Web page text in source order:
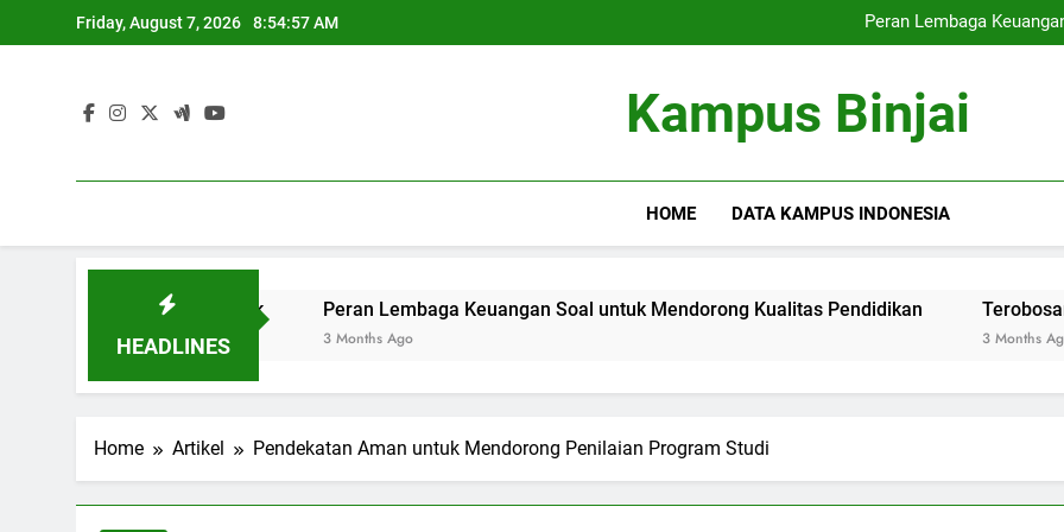
to
Friday, August 7, 2026 8:54:58 AM
Peran Lembaga
Terobosan di
Peran Lembaga
Terobosan di
Kampus Binjai
HOME DATA KAMPUS INDONESIA
HEADLINES
Kampus Katolik Peran Lembaga Keuangan Soal untuk Mendorong Kualitas Pendidikan
3 Months Ago
Terobosan di
Home Artikel Pendekatan Aman untuk Mendorong Penilaian Program Studi